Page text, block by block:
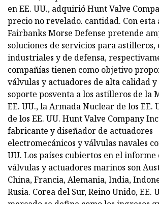
en EE. UU., adquirió Hunt Valve
precio no revelado. cantidad. Con esta
Fairbanks Morse Defense pretende
soluciones de servicios para astilleros,
industriales y de defensa,
compañías tienen como objetivo
válvulas y actuadores de alta calidad y
soporte posventa a los astilleros de la
EE. UU., la Armada Nuclear de los EE.
de los EE. UU. Hunt Valve Company
fabricante y diseñador de actuadores
electromecánicos y válvulas navales
UU. Los países cubiertos en el
válvulas y actuadores marinos son
China, Francia, Alemania, India,
Rusia. Corea del Sur, Reino Unido, EE.